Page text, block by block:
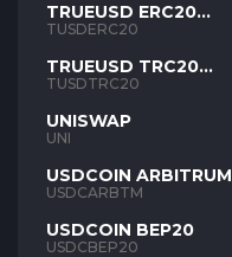
TRUEUSD ERC20
TUSD
TUSDERC20
TRUEUSD TRC20
TUSD
TUSDTRC20
UNISWAP
UNI
USDCOIN ARBITRUM
USDCARBTM
USDCOIN BEP20
USDCBEP20